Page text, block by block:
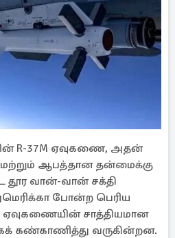
R-37M ஏவுகணை, அதன்
மற்றும் ஆபத்தான தன்மைக்கு
வான்-வான் சக்தி
போன்ற பெரிய
ஏவுகணையின் சாத்தியமான
கண்காணித்து வருகின்றன.